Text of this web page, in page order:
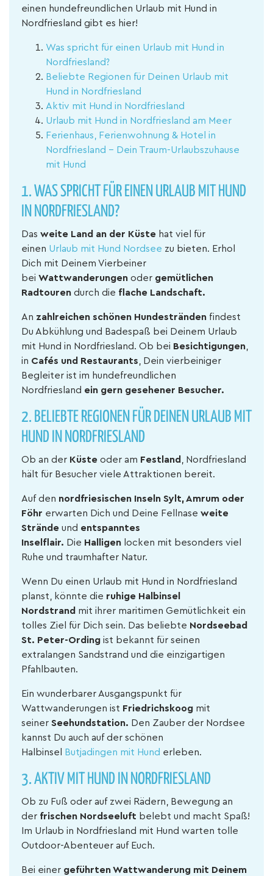
einen hundefreundlichen Urlaub mit Hund in
Nordfriesland gibt es hier!
Was spricht für einen Urlaub mit Hund in
Nordfriesland?
Beliebte Regionen für Deinen Urlaub mit
Hund in Nordfriesland
Aktiv mit Hund in Nordfriesland
Urlaub mit Hund in Nordfriesland am Meer
Ferienhaus, Ferienwohnung & Hotel in
Nordfriesland – Dein Traum-Urlaubszuhause
mit Hund
1.WAS SPRICHT FÜR EINEN URLAUB MIT HUND
IN NORDFRIESLAND?
Das weite Land an der Küste hat viel für
einen Urlaub mit Hund Nordsee zu bieten. Erhol
Dich mit Deinem Vierbeiner
bei Wattwanderungen oder gemütlichen
Radtouren durch die flache Landschaft.
An zahlreichen schönen Hundestränden findest
Du Abkühlung und Badespaß bei Deinem Urlaub
mit Hund in Nordfriesland. Ob bei Besichtigungen
in Cafés und Restaurants , Dein vierbeiniger
Begleiter ist im hundefreundlichen
Nordfriesland ein gern gesehener Besucher.
2. BELIEBTE REGIONEN FÜR DEINEN URLAUB MIT
HUND IN NORDFRIESLAND
Ob an der Küste oder am Festland
, Nordfriesland
hält für Besucher viele Attraktionen bereit.
Auf den nordfriesischen Inseln Sylt, Amrum oder
Föhr erwarten Dich und Deine Fellnase weite
Strände und entspanntes
Inselflair. Die Halligen locken mit besonders viel
Ruhe und traumhafter Natur.
Wenn Du einen Urlaub mit Hund in Nordfriesland
planst, könnte die ruhige Halbinsel
Nordstrand mit ihrer maritimen Gemütlichkeit ein
tolles Ziel für Dich sein. Das beliebte Nordseebad
St. Peter-Ording ist bekannt für seinen
extralangen Sandstrand und die einzigartigen
Pfahlbauten.
Ein wunderbarer Ausgangspunkt für
Wattwanderungen ist Friedrichskoog mit
seiner Seehundstation. Den Zauber der Nordsee
kannst Du auch auf der schönen
Halbinsel
Butjadingen mit Hund erleben.
3.AKTIV MIT HUND IN NORDFRIESLAND
Ob zu Fuß oder auf zwei Rädern, Bewegung an
der frischen Nordseeluft belebt und macht Spaß!
Im Urlaub in Nordfriesland mit Hund warten tolle
Outdoor-Abenteuer auf Euch.
Bei einer geführten Wattwanderung mit Deinem